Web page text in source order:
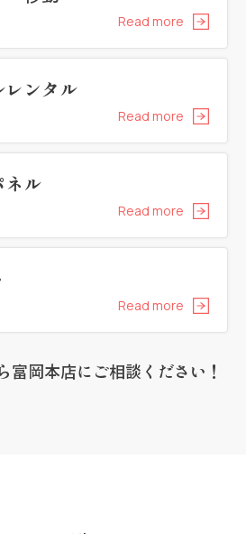
Read more
ンタル
Read more
ネル
Read more
Read more
富岡本店にご相談ください！